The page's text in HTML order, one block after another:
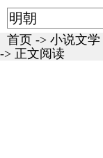
首页 -> 小说文学
-> 正文阅读